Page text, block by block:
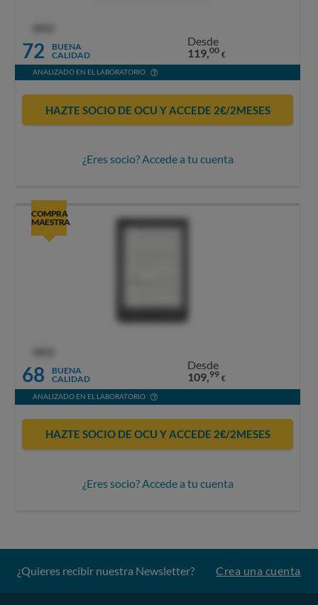
72
BUENA
CALIDAD
Desde
119,00 €
ANALIZADO EN EL LABORATORIO
HAZTE SOCIO DE OCU Y ACCEDE 2€/2MESES
¿Eres socio? Accede a tu cuenta
COMPRA
MAESTRA
68
BUENA
CALIDAD
Desde
109,99 €
ANALIZADO EN EL LABORATORIO
HAZTE SOCIO DE OCU Y ACCEDE 2€/2MESES
¿Eres socio? Accede a tu cuenta
¿Quieres recibir nuestra Newsletter? Crea una cuenta